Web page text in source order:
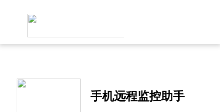
手机远程监控助手